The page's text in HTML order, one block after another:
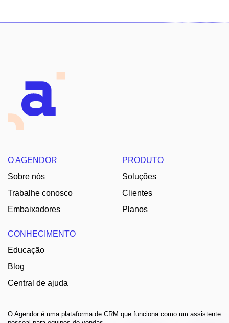
O AGENDOR
Sobre nós
Trabalhe conosco
Embaixadores
PRODUTO
Soluções
Clientes
Planos
CONHECIMENTO
Educação
Blog
Central de ajuda
O Agendor é uma plataforma de CRM que funciona como um assistente